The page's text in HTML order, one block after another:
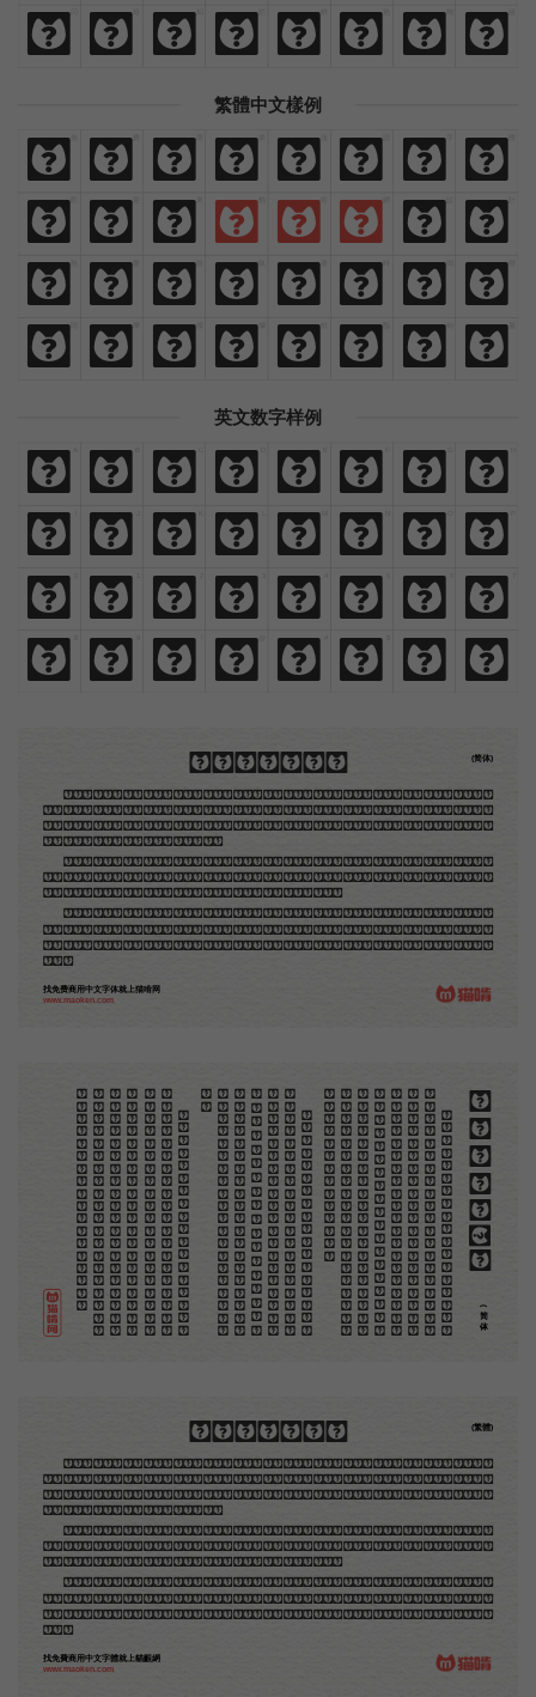
闪 烁 灿
灿 烂
烂 鲜 艳 绚
绚 丽
丽
繁體中文樣例
免 費 商 業 漢 語 字 體
歡 迎 來 貓 啃 網 設 計
熱 愛 與
與 執
執 著 時 間
間 裡
裡
閃 爍 燦
燦 爛
爛 鮮 豔 絢
絢 麗
麗
英文数字样例
A B C D E F G H
I J K L M N O P
0 1 2 3 4 5 6 7
8 9 ! @ # $ , .
木刻创作法·序
地不问东西，凡木刻的图版，向来是画管画，刻管刻，印管印的。中国用得最早，而照例也久经衰
退；清光绪中，英人傅兰雅氏编印《格致汇编》，插图就已非中国刻工所能刻，精细的必需由英国运了
图版来。那就是所谓「木口木刻」，也即「复制木刻」，和用在编给印度人读的英文书，后来也就移给
中国人读的英文书上的插画，是同类的。
那时我还是一个儿童，见了这些图，便震惊于它的精工活泼，当作宝贝看。到近几年，才知道西洋
还有一种由画家一手造成的版画，也就是原画，倘用木版，便叫作「创作木刻」，是艺术家直接的创作
品，毫不假手于刻者和印者的。现在我们所要绍介的，便是这一种。
但是至今没有一本讲说木刻的书，这才是第一本。虽然稍简略，却已经给了读者一个大意。由此发
展下去，路是广大得很。题材会丰富起来的，技艺也会精炼起来的，采取新法，加以中国旧日之所长，
还有开出一条新的路径来的希望。那时作者各将自己的本领和心得，贡献出来，中国的木刻界就会发生
光焰。
(简体)
找免费商用中文字体就上猫啃网
www.maoken.com
木刻创作法·序
地
不
问
东
西
，
凡
木
刻
的
图
版
，
向
来
是
画
管
画，
刻
管
刻
，
印
管
印
的
。
中
国
用
得
最
早
，
而
照
例也
久
经
衰
退
；
清
光
绪
中
，
英
人
傅
兰
雅
氏
编
印
《格
致
汇
编
》
，
插
图
就
已
非
中
国
刻
工
所
能
刻
，
精细
的
必
需
由
英
国
运
了
图
版
来
。
那
就
是
所
谓
「木
口
木
刻
」
，
也
即
「
复
制
木
刻
」
，
和
用
在
编
给印
度
人
读
的
英
文
书
，
后
来
也
就
移
给
中
国
人
读
的英
文
书
上
的
插
画
，
是
同
类
的
。
那
时
我
还
是
一
个
儿
童
，
见
了
这
些
图
，
便
震
惊于
它
的
精
工
活
泼
，
当
作
宝
贝
看
。
到
近
几
年
，
才知
道
西
洋
还
有
一
种
由
画
家
一
手
造
成
的
版
画
，
也就
是
原
画
，
倘
用
木
版
，
便
叫
作
「
创
作
木
刻」
，
是
艺
术
家
直
接
的
创
作
品
，
毫
不
假
手
于
刻
者和
印
者
的
。
现
在
我
们
所
要
绍
介
的
，
便
是
这
一
种
。
但
是
至
今
没
有
一
本
讲
说
木
刻
的
书
，
这
才
是
第一
本
。
虽
然
稍
简
略
，
却
已
经
给
了
读
者
一
个
大
意。
由
此
发
展
下
去
，
路
是
广
大
得
很
。
题
材
会
丰
富起
来
的
，
技
艺
也
会
精
炼
起
来
的
，
采
取
新
法
，
加以
中
国
旧
日
之
所
长
，
还
有
开
出
一
条
新
的
路
径
来的
希
望
。
那
时
作
者
各
将
自
己
的
本
领
和
心
得
，
贡献
出
来
，
中
国
的
木
刻
界
就
会
发
生
光
焰
。
(简体)
木刻創作法·序
地不問東西，凡木刻的圖版，向來是畫管畫，刻管刻，印管印的。中國用得最早，而照例也久經衰
退；清光緒中，英人傅蘭雅氏編印《格致彙編》，插圖就已非中國刻工所能刻，精細的必需由英國運了
圖版來。那就是所謂「木口木刻」，也即「複製木刻」，和用在編給印度人讀的英文書，後來也就移給
中國人讀的英文書上的插畫，是同類的。
那時我還是一個兒童，見了這些圖，便震驚於它的精工活潑，當作寶貝看。到近幾年，才知道西洋
還有一種由畫家一手造成的版畫，也就是原畫，倘用木版，便叫作「創作木刻」，是藝術家直接的創作
品，毫不假手於刻者和印者的。現在我們所要紹介的，便是這一種。
但是至今沒有一本講說木刻的書，這才是第一本。雖然稍簡略，卻已經給了讀者一個大意。由此發
展下去，路是廣大得很。題材會豐富起來的，技藝也會精煉起來的，採取新法，加以中國舊日之所長，
還有開出一條新的路徑來的希望。那時作者各將自己的本領和心得，貢獻出來，中國的木刻界就會發生
光焰。
(繁體)
找免費商用中文字體就上貓齦網
www.maoken.com